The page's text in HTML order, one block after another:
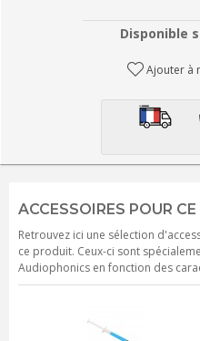
Disponible
Ajouter à
ACCESSOIRES POUR
Retrouvez ici une sélection
ce produit. Ceux-ci sont
Audiophonics en fonction des